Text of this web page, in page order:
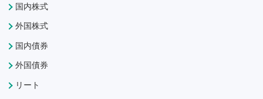
国内株式
外国株式
国内債券
外国債券
リート